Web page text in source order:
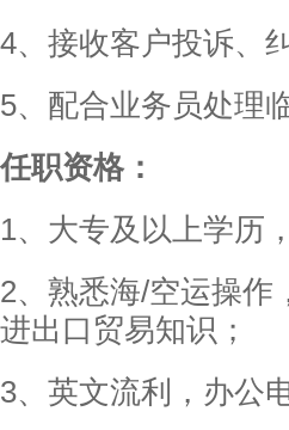
4、接收客户投诉、
5、配合业务员处理
任职资格：
1、大专及以上学历
2、熟悉海/空运操作
进出口贸易知识；
3、英文流利，办公